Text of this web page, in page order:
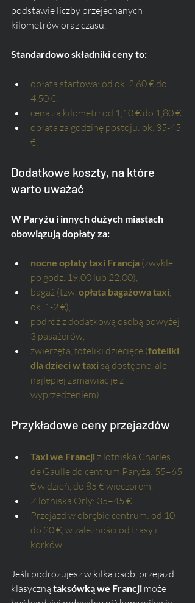
podstawie liczby przejechanych
kilometrów oraz czasu.
Standardowo składniki ceny to:
opłata startowa: od ok. 2,60 € do
4,50 €,
cena za kilometr: od 1,10 € do 1,80 €,
opłata za godzinę postoju: ok. 35-45
€.
Dodatkowe koszty, na które
warto uważać
W Paryżu i innych dużych miastach
obowiązują dopłaty za:
nocne opłaty taxi Francja (zwykle
po godz. 19:00 lub 22:00),
bagaż (tzw. opłata bagażowa taxi,
ok. 1-2 €),
podróż z dodatkową osobą powyżej
3 pasażerów,
zwierzęta, foteliki dziecięce (foteliki
dla dzieci w taxi są dostępne, ale
najlepiej zamawiać je z
wyprzedzeniem).
Przykładowe ceny przejazdów
Taxi we Francji z lotniska Charles
de Gaulle do centrum Paryża: 55–65
€ w dzień, do 85 € wieczorem.
Z lotniska Orly: 35–45 €.
Przejazd w obrębie centrum: od 10
do 20 €, w zależności od trasy i
korków.
Jeśli podróżujesz w kilka osób, przejazd
klasyczną taksówką we Francji może